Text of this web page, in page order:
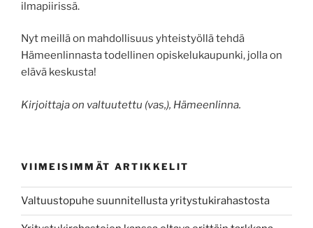
ilmapiirissä.
Nyt meillä on mahdollisuus yhteistyöllä tehdä
Hämeenlinnasta todellinen opiskelukaupunki, jolla on
elävä keskusta!
Kirjoittaja on valtuutettu (vas,), Hämeenlinna.
VIIMEISIMMÄT ARTIKKELIT
Valtuustopuhe suunnitellusta yritystukirahastosta